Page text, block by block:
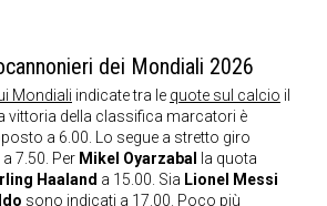
dei Mondiali 2026
Mondiali indicate tra le quote sul calcio il
vittoria della classifica marcatori è
a 6.00. Lo segue a stretto giro
7.50. Per Mikel Oyarzabal
la quota
Haaland a 15.00. Sia Lionel Messi
sono indicati a 17.00. Poco più